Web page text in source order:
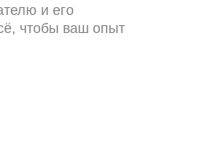
и его
чтобы ваш опыт